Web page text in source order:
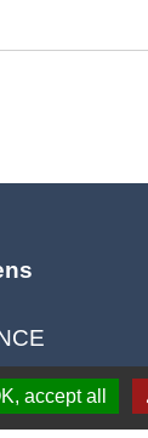
accept all